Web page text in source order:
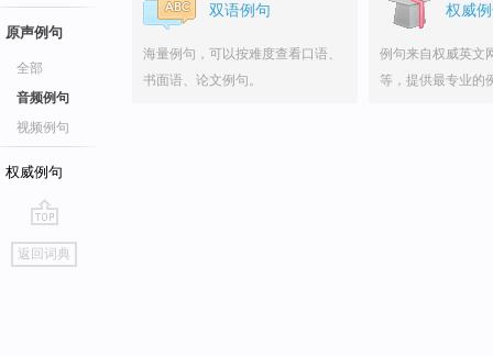
原声例句
全部
音频例句
视频例句
权威例句
go
top
返回词典
双语例句
海量例句，可以按难度查看口语、
书面语、论文例句。
权威
例句来自权威英文
等，提供最专业的